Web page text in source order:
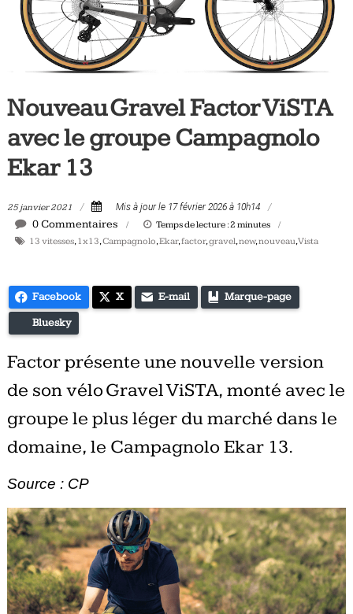
Tous
jours,
vélo
triathlon
Nouveau Gravel Factor ViSTA
avec le groupe Campagnolo
Ekar 13
25 janvier 2021 Mis à jour le 17 février 2026 à 10h14
0 Commentaires Temps de lecture :2 minutes
13 vitesses,1x13,Campagnolo,Ekar,factor,gravel,new,nouveau,Vista
Facebook X E-mail Marque-page
Bluesky
Factor présente une nouvelle version
de son vélo Gravel ViSTA, monté avec le
groupe le plus léger du marché dans le
domaine, le Campagnolo Ekar 13.
Source : CP